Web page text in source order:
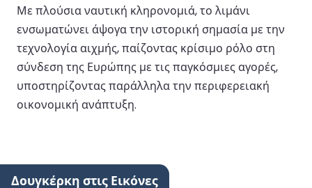
Με πλούσια ναυτική κληρονομιά, το λιμάνι
ενσωματώνει άψογα την ιστορική σημασία με την
τεχνολογία αιχμής, παίζοντας κρίσιμο ρόλο στη
σύνδεση της Ευρώπης με τις παγκόσμιες αγορές,
υποστηρίζοντας παράλληλα την περιφερειακή
οικονομική ανάπτυξη.
Δουγκέρκη στις Εικόνες